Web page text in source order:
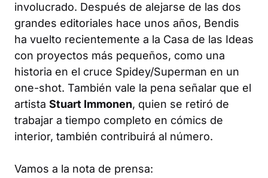
involucrado. Después de alejarse de las dos
grandes editoriales hace unos años, Bendis
ha vuelto recientemente a la Casa de las Ideas
con proyectos más pequeños, como una
historia en el cruce Spidey/Superman en un
one-shot. También vale la pena señalar que el
artista Stuart Immonen, quien se retiró de
trabajar a tiempo completo en cómics de
interior, también contribuirá al número.
Vamos a la nota de prensa: